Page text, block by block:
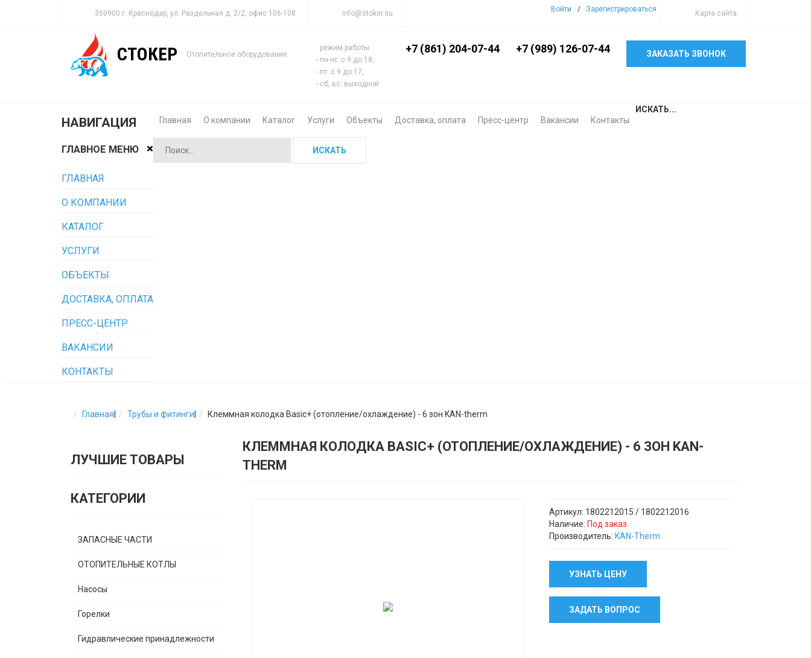
350900 г. Краснодар, ул. Раздельная д. 2/2, офис 106-108 info@stoker.su Войти / Зарегистрироваться Карта сайта
СТОКЕР Отопительное оборудование
режим работы:
- пн-чт: с 9 до 18,
- пт: с 9 до 17,
- сб, вс: выходной
+7 (861) 204-07-44 +7 (989) 126-07-44 ЗАКАЗАТЬ ЗВОНОК
НАВИГАЦИЯ
×
ГЛАВНОЕ МЕНЮ
ГЛАВНАЯ
О КОМПАНИИ
КАТАЛОГ
УСЛУГИ
ОБЪЕКТЫ
ДОСТАВКА, ОПЛАТА
ПРЕСС-ЦЕНТР
ВАКАНСИИ
КОНТАКТЫ
Главная О компании Каталог Услуги Объекты Доставка, оплата Пресс-центр Вакансии Контакты
ИСКАТЬ...
ИСКАТЬ
Главная Трубы и фитинги Клеммная колодка Basic+ (отопление/охлаждение) - 6 зон KAN-therm
КЛЕММНАЯ КОЛОДКА BASIC+ (ОТОПЛЕНИЕ/ОХЛАЖДЕНИЕ) - 6 ЗОН KAN-
THERM
Артикул: 1802212015 / 1802212016
Наличие: Под заказ
Производитель: KAN-Therm
УЗНАТЬ ЦЕНУ
ЗАДАТЬ ВОПРОС
ЛУЧШИЕ ТОВАРЫ
КАТЕГОРИИ
ЗАПАСНЫЕ ЧАСТИ
ОТОПИТЕЛЬНЫЕ КОТЛЫ
Насосы
Горелки
Гидравлические принадлежности